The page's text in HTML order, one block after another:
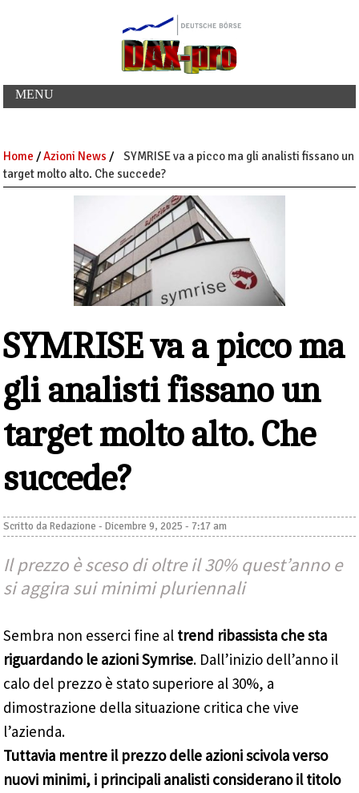
MENU
Home /Azioni News /
SYMRISE va a picco ma gli analisti fissano un
target molto alto. Che succede?
SYMRISE va a picco ma
gli analisti fissano un
target molto alto. Che
succede?
Scritto daRedazione -Dicembre 9, 2025 - 7:17 am
Il prezzo è sceso di oltre il 30% quest’anno e
si aggira sui minimi pluriennali
Sembra non esserci fine al trend ribassista che sta
riguardando le azioni Symrise. Dall’inizio dell’anno il
calo del prezzo è stato superiore al 30%, a
dimostrazione della situazione critica che vive
l’azienda.
Tuttavia mentre il prezzo delle azioni scivola verso
nuovi minimi, i principali analisti considerano il titolo